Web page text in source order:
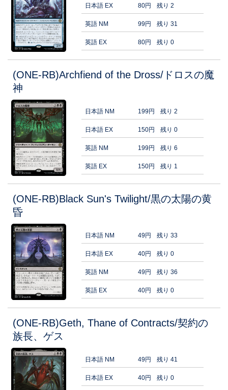
日本語 EX 80円 残り 2
英語 NM 99円 残り 31
英語 EX 80円 残り 0
(ONE-RB)Archfiend of the Dross/ドロスの魔
神
日本語 NM 199円 残り 2
日本語 EX 150円 残り 0
英語 NM 199円 残り 6
英語 EX 150円 残り 1
(ONE-RB)Black Sun's Twilight/黒の太陽の黄
昏
日本語 NM 49円 残り 33
日本語 EX 40円 残り 0
英語 NM 49円 残り 36
英語 EX 40円 残り 0
(ONE-RB)Geth, Thane of Contracts/契約の
族長、ゲス
日本語 NM 49円 残り 41
日本語 EX 40円 残り 0